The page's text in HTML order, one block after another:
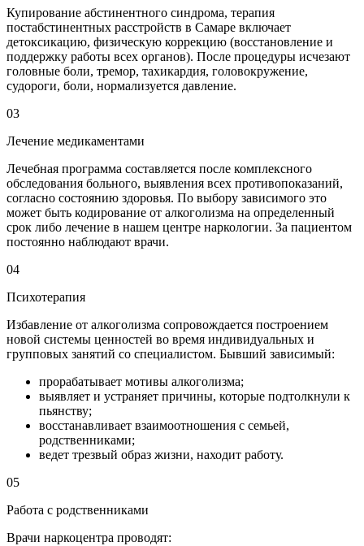
Купирование абстинентного синдрома, терапия
постабстинентных расстройств в Самаре включает
детоксикацию, физическую коррекцию (восстановление и
поддержку работы всех органов). После процедуры исчезают
головные боли, тремор, тахикардия, головокружение,
судороги, боли, нормализуется давление.
03
Лечение медикаментами
Лечебная программа составляется после комплексного
обследования больного, выявления всех противопоказаний,
согласно состоянию здоровья. По выбору зависимого это
может быть кодирование от алкоголизма на определенный
срок либо лечение в нашем центре наркологии. За пациентом
постоянно наблюдают врачи.
04
Психотерапия
Избавление от алкоголизма сопровождается построением
новой системы ценностей во время индивидуальных и
групповых занятий со специалистом. Бывший зависимый:
прорабатывает мотивы алкоголизма;
выявляет и устраняет причины, которые подтолкнули к
пьянству;
восстанавливает взаимоотношения с семьей,
родственниками;
ведет трезвый образ жизни, находит работу.
05
Работа с родственниками
Врачи наркоцентра проводят: